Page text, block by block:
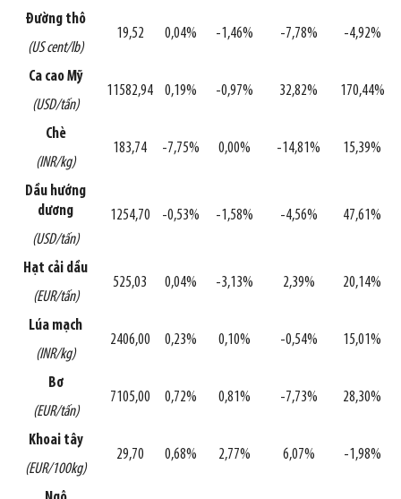
Đường thô
(US cent/lb)
19,52 0,04% -1,46% -7,78% -4,92%
Ca cao Mỹ
(USD/tấn)
11582,94 0,19% -0,97% 32,82% 170,44%
Chè
(INR/kg)
183,74 -7,75% 0,00% -14,81% 15,39%
Dầu hướng
dương
(USD/tấn)
1254,70 -0,53% -1,58% -4,56% 47,61%
Hạt cải dầu
(EUR/tấn)
525,03 0,04% -3,13% 2,39% 20,14%
Lúa mạch
(INR/kg)
2406,00 0,23% 0,10% -0,54% 15,01%
Bơ
(EUR/tấn)
7105,00 0,72% 0,81% -7,73% 28,30%
Khoai tây
(EUR/100kg)
29,70 0,68% 2,77% 6,07% -1,98%